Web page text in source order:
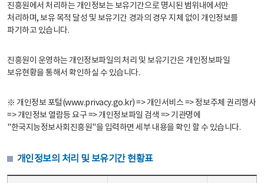
진흥원에서 처리하는 개인정보는 보유기간으로 명시된 범위내에서만
처리하며, 보유 목적 달성 및 보유기간 경과의 경우 지체 없이 개인정보를
파기하고 있습니다.
진흥원이 운영하는 개인정보파일의 처리 및 보유기간은 개인정보파일
보유현황을 통해서 확인하실 수 있습니다.
※ 개인정보 포털(www.privacy.go.kr) => 개인서비스 => 정보주체 권리행사
=> 개인정보 열람등 요구 => 개인정보파일 검색 => 기관명에
"한국지능정보사회진흥원"을 입력하면 세부 내용을 확인 할 수 있습니다.
개인정보의 처리 및 보유기간 현황표